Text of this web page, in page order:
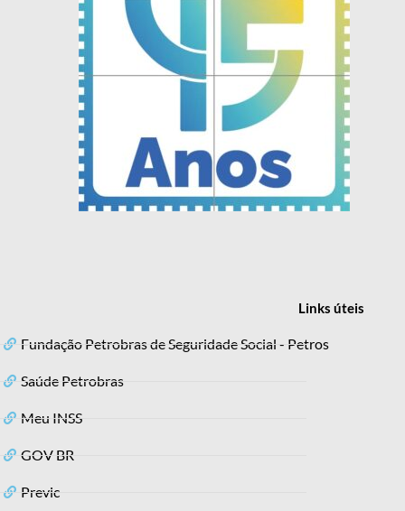
Linksúteis
Fundação Petrobras de Seguridade Social - Petros
Saúde Petrobras
Meu INSS
GOV BR
Previc